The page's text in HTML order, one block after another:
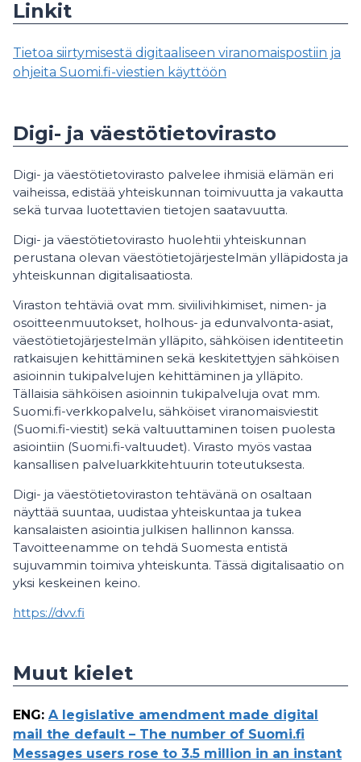
Linkit
Tietoa siirtymisestä digitaaliseen viranomaispostiin ja
ohjeita Suomi.fi-viestien käyttöön
Digi- ja väestötietovirasto
Digi- ja väestötietovirasto palvelee ihmisiä elämän eri
vaiheissa, edistää yhteiskunnan toimivuutta ja vakautta
sekä turvaa luotettavien tietojen saatavuutta.
Digi- ja väestötietovirasto huolehtii yhteiskunnan
perustana olevan väestötietojärjestelmän ylläpidosta ja
yhteiskunnan digitalisaatiosta.
Viraston tehtäviä ovat mm. siviilivihkimiset, nimen- ja
osoitteenmuutokset, holhous- ja edunvalvonta-asiat,
väestötietojärjestelmän ylläpito, sähköisen identiteetin
ratkaisujen kehittäminen sekä keskitettyjen sähköisen
asioinnin tukipalvelujen kehittäminen ja ylläpito.
Tällaisia sähköisen asioinnin tukipalveluja ovat mm.
Suomi.fi-verkkopalvelu, sähköiset viranomaisviestit
(Suomi.fi-viestit) sekä valtuuttaminen toisen puolesta
asiointiin (Suomi.fi-valtuudet). Virasto myös vastaa
kansallisen palveluarkkitehtuurin toteutuksesta.
Digi- ja väestötietoviraston tehtävänä on osaltaan
näyttää suuntaa, uudistaa yhteiskuntaa ja tukea
kansalaisten asiointia julkisen hallinnon kanssa.
Tavoitteenamme on tehdä Suomesta entistä
sujuvammin toimiva yhteiskunta. Tässä digitalisaatio on
yksi keskeinen keino.
https://dvv.fi
Muut kielet
ENG: A legislative amendment made digital
mail the default – The number of Suomi.fi
Messages users rose to 3.5 million in an instant